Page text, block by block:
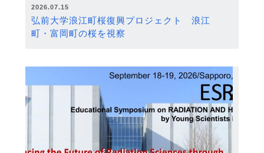
2026.07.15
弘前大学浪江町桜復興プロジェクト 浪江
町・富岡町の桜を視察